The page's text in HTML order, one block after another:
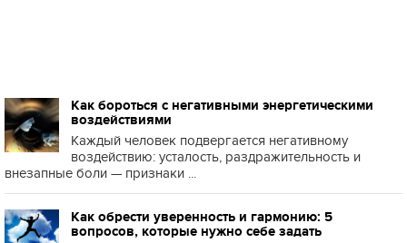
Как бороться с негативными энергетическими
воздействиями
Каждый человек подвергается негативному
воздействию: усталость, раздражительность и
внезапные боли — признаки ...
Как обрести уверенность и гармонию: 5
вопросов, которые нужно себе задать